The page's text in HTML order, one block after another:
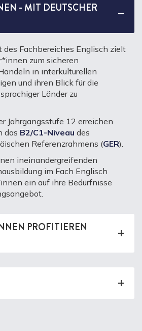
- MIT DEUTSCHER
des Fachbereiches Englisch zielt
zum sicheren
in interkulturellen
und ihren Blick für die
Länder zu
Jahrgangsstufe 12 erreichen
das B2/C1-Niveau des
Referenzrahmens (GER).
ineinandergreifenden
im Fach Englisch
ein auf ihre Bedürfnisse
PROFITIEREN